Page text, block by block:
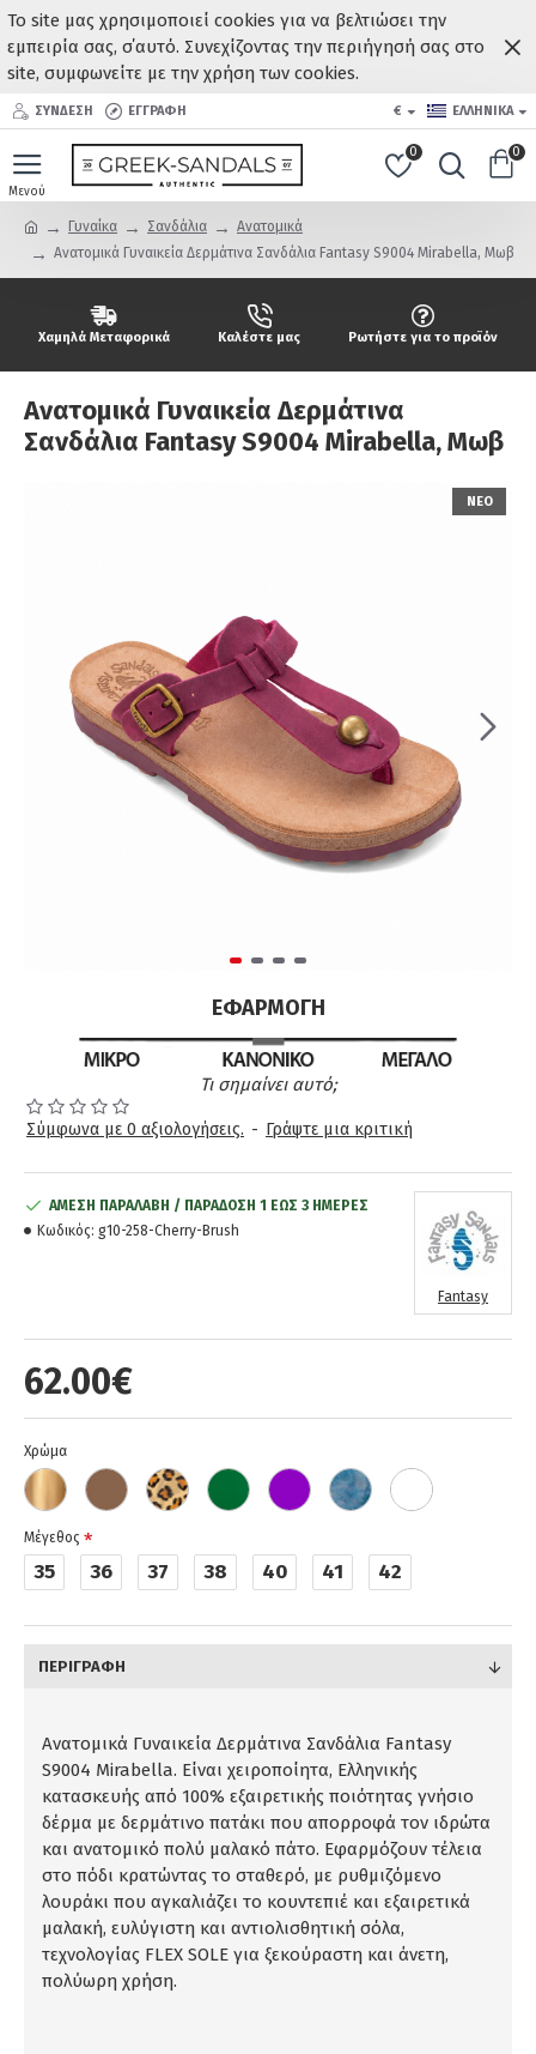
Το site μας χρησιμοποιεί cookies για να βελτιώσει την
εμπειρία σας, σ΄αυτό. Συνεχίζοντας την περιήγησή σας στο
site, συμφωνείτε με την χρήση των cookies.
ΣΥΝΔΕΣΗ ΕΓΓΡΑΦΗ € ΕΛΛΗΝΙΚΆ
0 0
Γυναίκα Σανδάλια
Ανατομικά
Ανατομικά Γυναικεία Δερμάτινα Σανδάλια Fantasy S9004 Mirabella, Μωβ
Χαμηλά Μεταφορικά Καλέστε μας Ρωτήστε για το προϊόν
Ανατομικά Γυναικεία Δερμάτινα
Σανδάλια Fantasy S9004 Mirabella, Μωβ
ΝΕΟ
ΕΦΑΡΜΟΓΉ
Τι σημαίνει αυτό;
Σύμφωνα με 0 αξιολογήσεις. - Γράψτε μια κριτική
62.00€
ΆΜΕΣΗ ΠΑΡΑΛΑΒΉ / ΠΑΡΆΔOΣΗ 1 ΈΩΣ 3 ΗΜΈΡΕΣ
Κωδικός: g10-258-Cherry-Brush
Fantasy
Χρώμα
Μέγεθος
35 36 37 38 40 41 42
ΠΕΡΙΓΡΑΦΉ
Ανατομικά Γυναικεία Δερμάτινα Σανδάλια Fantasy
S9004 Mirabella. Είναι χειροποίητα, Ελληνικής
κατασκευής από 100% εξαιρετικής ποιότητας γνήσιο
δέρμα με δερμάτινο πατάκι που απορροφά τον ιδρώτα
και ανατομικό πολύ μαλακό πάτο. Εφαρμόζουν τέλεια
στο πόδι κρατώντας το σταθερό, με ρυθμιζόμενο
λουράκι που αγκαλιάζει το κουντεπιέ και εξαιρετικά
μαλακή, ευλύγιστη και αντιολισθητική σόλα,
τεχνολογίας FLEX SOLE για ξεκούραστη και άνετη,
πολύωρη χρήση.